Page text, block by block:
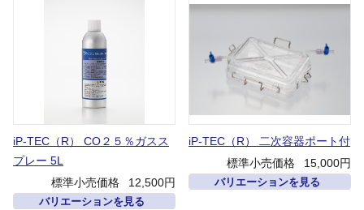
iP-TEC（R） CO２５％ガスス
プレー 5L
標準小売価格
12,500円
バリエーションを見る
iP-TEC（R） 二次容器ポート付
標準小売価格
15,000円
バリエーションを見る